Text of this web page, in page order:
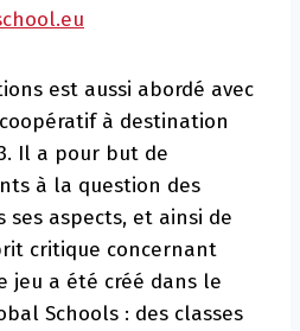
est aussi abordé avec
à destination
Il a pour but de
à la question des
ses aspects, et ainsi de
critique concernant
jeu a été créé dans le
Schools : des classes